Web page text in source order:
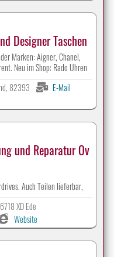
Designer Taschen
Marken: Aigner, Chanel,
Neu im Shop: Rado Uhren
82393
E-Mail
und Reparatur Ov
Auch Teilen lieferbar,
XD Ede
Website